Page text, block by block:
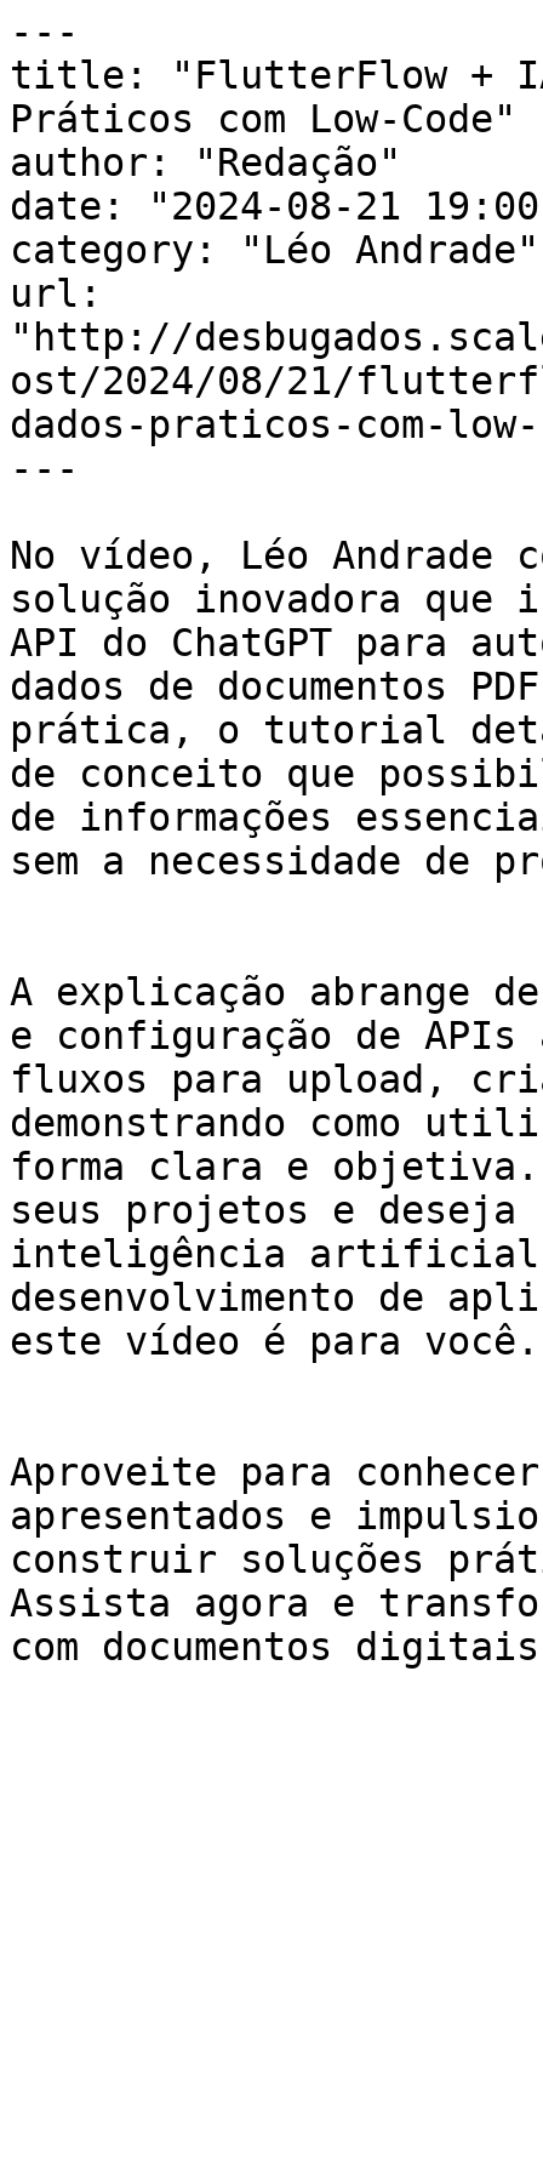
---
title: "FlutterFlow + IA:
Práticos com Low-Code"
author: "Redação"
date: "2024-08-21
category: "Léo Andrade"
url:
"http://
ost/2024/08/21/
dados-praticos-com-low-
---
No vídeo, Léo Andrade
solução inovadora que
API do ChatGPT para
dados de documentos
prática, o tutorial
de conceito que
de informações
sem a necessidade de
A explicação abrange
e configuração de APIs
fluxos para upload,
demonstrando como
forma clara e objetiva.
seus projetos e deseja
inteligência artificial
desenvolvimento de
este vídeo é para você.
Aproveite para
apresentados e
construir soluções
Assista agora e
com documentos